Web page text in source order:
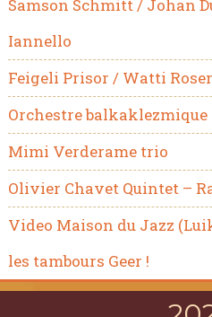
Samson Schmitt / Johan
Iannello
Feigeli Prisor / Watti
Orchestre balkaklezmique
Mimi Verderame trio
Olivier Chavet Quintet –
Video Maison du Jazz
les tambours Geer !